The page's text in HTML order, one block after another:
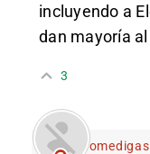
incluyendo a
dan mayoría al
3
nomedigas